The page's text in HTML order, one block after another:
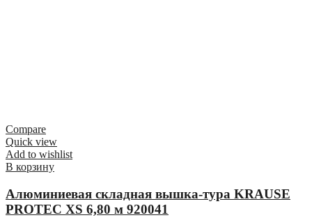
Compare
Quick view
Add to wishlist
В корзину
Алюминиевая складная вышка-тура KRAUSE
PROTEC XS 6,80 м 920041